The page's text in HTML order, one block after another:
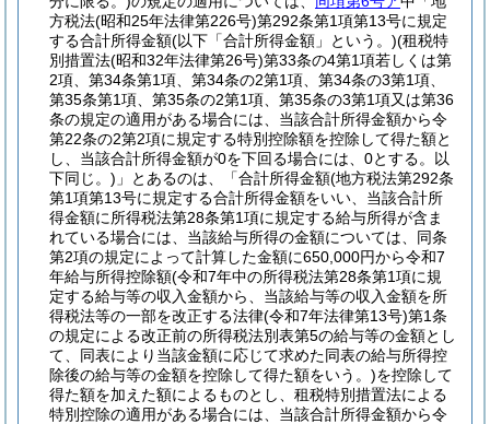
方税法(昭和25年法律第226号)第292条第1項第13号に規定
する合計所得金額(以下「合計所得金額」という。)(租税特
別措置法(昭和32年法律第26号)第33条の4第1項若しくは第
2項、第34条第1項、第34条の2第1項、第34条の3第1項、
第35条第1項、第35条の2第1項、第35条の3第1項又は第36
条の規定の適用がある場合には、当該合計所得金額から令
第22条の2第2項に規定する特別控除額を控除して得た額と
し、当該合計所得金額が0を下回る場合には、0とする。以
下同じ。) 」とあるのは、「合計所得金額(地方税法第292条
第1項第13号に規定する合計所得金額をいい、当該合計所
得金額に所得税法第28条第1項に規定する給与所得が含ま
れている場合には、当該給与所得の金額については、同条
第2項の規定によって計算した金額に650,000円から令和7
年給与所得控除額(令和7年中の所得税法第28条第1項に規
定する給与等の収入金額から、当該給与等の収入金額を所
得税法等の一部を改正する法律(令和7年法律第13号)第1条
の規定による改正前の所得税法別表第5の給与等の金額とし
て、同表により当該金額に応じて求めた同表の給与所得控
除後の給与等の金額を控除して得た額をいう。)を控除して
得た額を加えた額によるものとし、租税特別措置法による
特別控除の適用がある場合には、当該合計所得金額から令